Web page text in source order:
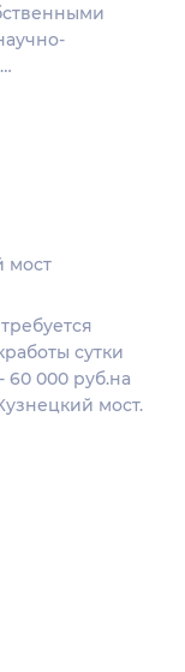
мост
сутки
60 000 руб.на
мост.